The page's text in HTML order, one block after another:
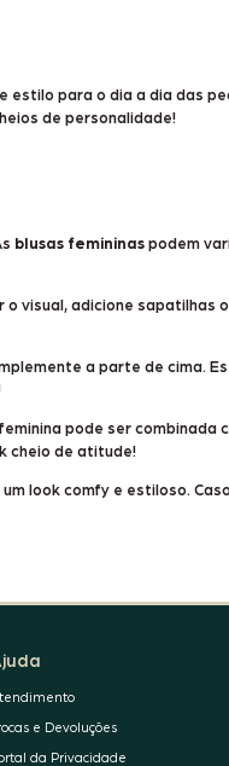
para o dia a dia das
de personalidade!
blusas femininaspodem
o visual, adicione sapatilhas
a parte de cima.
pode ser combinada
cheio de atitude!
look comfy e estiloso.
e Devoluções
da Privacidade